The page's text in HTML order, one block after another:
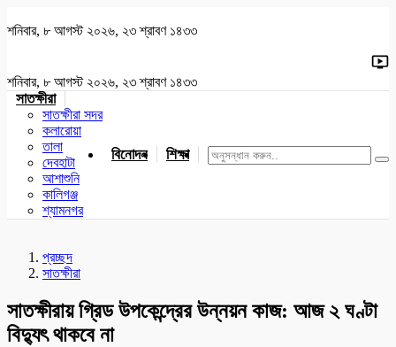
শনিবার, ৮ আগস্ট ২০২৬, ২৩ শ্রাবণ ১৪৩৩
শনিবার, ৮ আগস্ট ২০২৬, ২৩ শ্রাবণ ১৪৩৩
সাতক্ষীরা
সাতক্ষীরা সদর
কলারোয়া
তালা
দেবহাটা
আশাশুনি
কালিগঞ্জ
শ্যামনগর
বিনোদন শিক্ষা খেলাধুলা জাতীয় যশোর
প্রচ্ছদ
সাতক্ষীরা
সাতক্ষীরায় গ্রিড উপকেন্দ্রের উন্নয়ন কাজ: আজ ২ ঘণ্টা
বিদ্যুৎ থাকবে না